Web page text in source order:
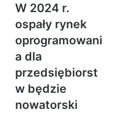
W 2024 r.
ospały rynek
oprogramowani
a dla
przedsiębiorst
w będzie
nowatorski